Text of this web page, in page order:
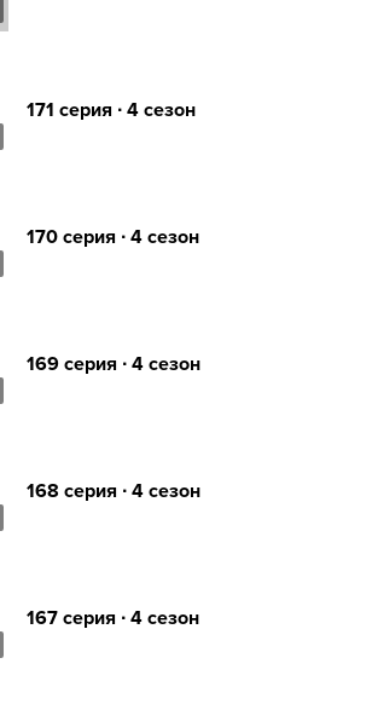
171 серия ∙ 4 сезон
170 серия ∙ 4 сезон
169 серия ∙ 4 сезон
168 серия ∙ 4 сезон
167 серия ∙ 4 сезон